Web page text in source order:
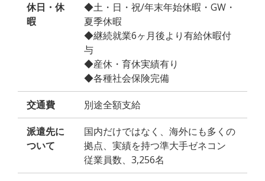
休日・休
暇
◆土・日・祝/年末年始休暇・GW・
夏季休暇
◆継続就業6ヶ月後より有給休暇付
与
◆産休・育休実績有り
◆各種社会保険完備
交通費 別途全額支給
派遣先に
ついて
国内だけではなく、海外にも多くの
拠点、実績を持つ準大手ゼネコン
従業員数、3,256名